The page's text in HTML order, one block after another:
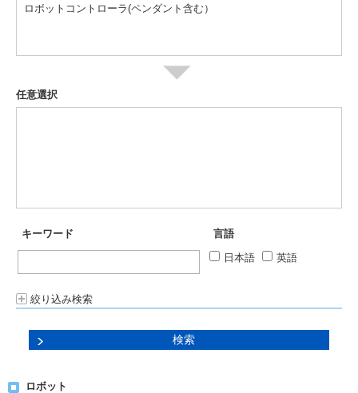
ロボットコントローラ(ペンダント含む）
任意選択
キーワード
言語
日本語
英語
絞り込み検索
ロボット